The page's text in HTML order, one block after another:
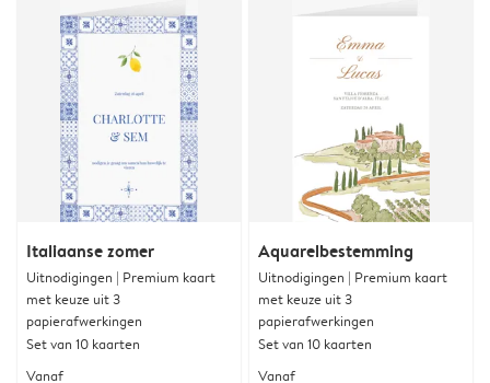
Italiaanse zomer
Uitnodigingen | Premium kaart
met keuze uit 3
papierafwerkingen
Set van 10 kaarten
Vanaf
Aquarelbestemming
Uitnodigingen | Premium kaart
met keuze uit 3
papierafwerkingen
Set van 10 kaarten
Vanaf